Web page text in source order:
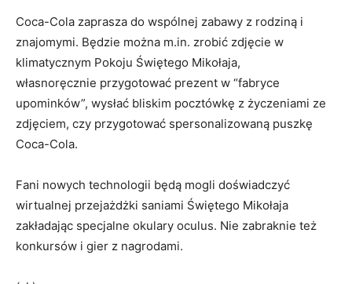
Coca-Cola zaprasza do wspólnej zabawy z rodziną i
znajomymi. Będzie można m.in. zrobić zdjęcie w
klimatycznym Pokoju Świętego Mikołaja,
własnoręcznie przygotować prezent w “fabryce
upominków”, wysłać bliskim pocztówkę z życzeniami ze
zdjęciem, czy przygotować spersonalizowaną puszkę
Coca-Cola.
Fani nowych technologii będą mogli doświadczyć
wirtualnej przejażdżki saniami Świętego Mikołaja
zakładając specjalne okulary oculus. Nie zabraknie też
konkursów i gier z nagrodami.